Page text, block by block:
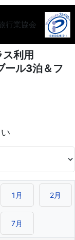
利用
ール3泊＆フ
1月 2月
7月